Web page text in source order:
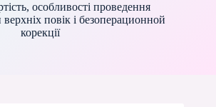
особливості проведення
повік і безоперационной
корекції